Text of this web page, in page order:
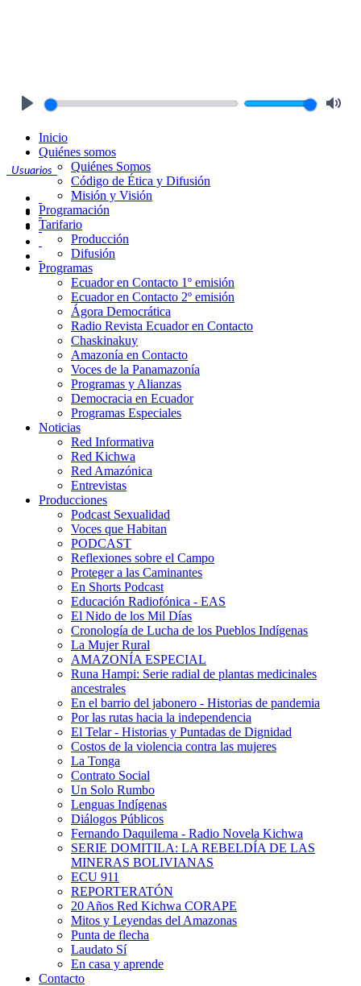
Usuarios
Inicio
Quiénes somos
Quiénes Somos
Código de Ética y Difusión
Misión y Visión
Programación
Tarifario
Producción
Difusión
Programas
Ecuador en Contacto 1º emisión
Ecuador en Contacto 2º emisión
Ágora Democrática
Radio Revista Ecuador en Contacto
Chaskinakuy
Amazonía en Contacto
Voces de la Panamazonía
Programas y Alianzas
Democracia en Ecuador
Programas Especiales
Noticias
Red Informativa
Red Kichwa
Red Amazónica
Entrevistas
Producciones
Podcast Sexualidad
Voces que Habitan
PODCAST
Reflexiones sobre el Campo
Proteger a las Caminantes
En Shorts Podcast
Educación Radiofónica - EAS
El Nido de los Mil Días
Cronología de Lucha de los Pueblos Indígenas
La Mujer Rural
AMAZONÍA ESPECIAL
Runa Hampi: Serie radial de plantas medicinales
ancestrales
En el barrio del jabonero - Historias de pandemia
Por las rutas hacia la independencia
El Telar - Historias y Puntadas de Dignidad
Costos de la violencia contra las mujeres
La Tonga
Contrato Social
Un Solo Rumbo
Lenguas Indígenas
Diálogos Públicos
Fernando Daquilema - Radio Novela Kichwa
SERIE DOMITILA: LA REBELDÍA DE LAS
MINERAS BOLIVIANAS
ECU 911
REPORTERATÓN
20 Años Red Kichwa CORAPE
Mitos y Leyendas del Amazonas
Punta de flecha
Laudato Sí
En casa y aprende
Contacto